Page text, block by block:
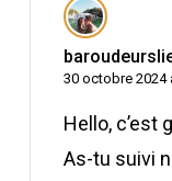
30 octobre 2024
Hello, c’est
As-tu suivi